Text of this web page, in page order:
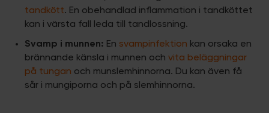
tandkött. En obehandlad inflammation i tandköttet
kan i värsta fall leda till tandlossning.
Svamp i munnen: En svampinfektion kan orsaka en
brännande känsla i munnen och vita beläggningar
på tungan och munslemhinnorna. Du kan även få
sår i mungiporna och på slemhinnorna.